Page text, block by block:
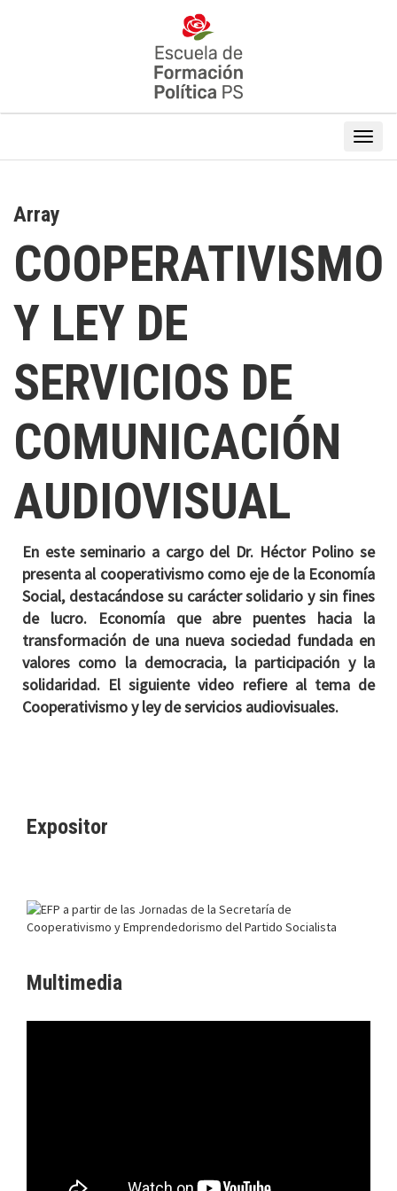
Array
COOPERATIVISMO
Y LEY DE
SERVICIOS DE
COMUNICACIÓN
AUDIOVISUAL
En este seminario a cargo del Dr. Héctor Polino se
presenta al cooperativismo como eje de la Economía
Social, destacándose su carácter solidario y sin fines
de lucro. Economía que abre puentes hacia la
transformación de una nueva sociedad fundada en
valores como la democracia, la participación y la
solidaridad. El siguiente video refiere al tema de
Cooperativismo y ley de servicios audiovisuales.
Expositor
Multimedia